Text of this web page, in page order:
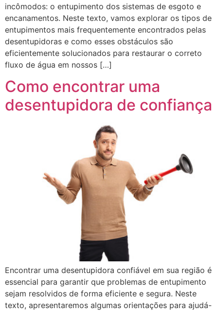
incômodos: o entupimento dos sistemas de esgoto e
encanamentos. Neste texto, vamos explorar os tipos de
entupimentos mais frequentemente encontrados pelas
desentupidoras e como esses obstáculos são
eficientemente solucionados para restaurar o correto
fluxo de água em nossos […]
Como encontrar uma
desentupidora de confiança
Encontrar uma desentupidora confiável em sua região é
essencial para garantir que problemas de entupimento
sejam resolvidos de forma eficiente e segura. Neste
texto, apresentaremos algumas orientações para ajudá-